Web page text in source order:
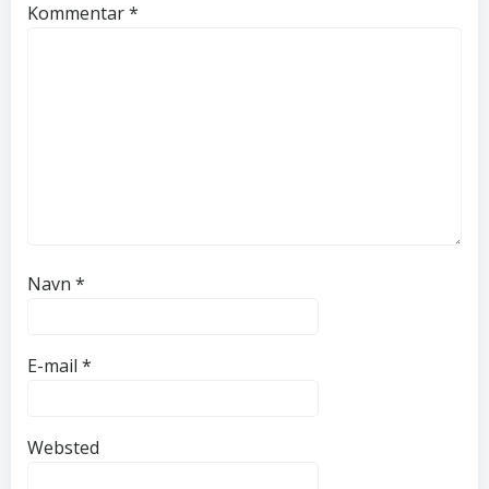
Kommentar*
Navn *
E-mail *
Websted